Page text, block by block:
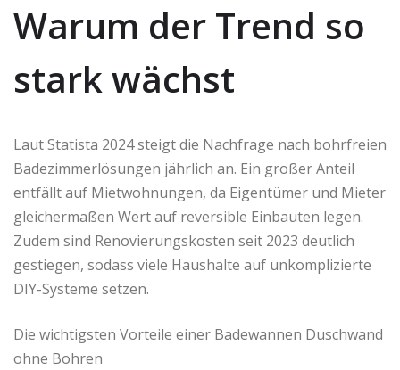
Warum der Trend so
stark wächst
Laut Statista 2024 steigt die Nachfrage nach bohrfreien
Badezimmerlösungen jährlich an. Ein großer Anteil
entfällt auf Mietwohnungen, da Eigentümer und Mieter
gleichermaßen Wert auf reversible Einbauten legen.
Zudem sind Renovierungskosten seit 2023 deutlich
gestiegen, sodass viele Haushalte auf unkomplizierte
DIY-Systeme setzen.
Die wichtigsten Vorteile einer Badewannen Duschwand
ohne Bohren